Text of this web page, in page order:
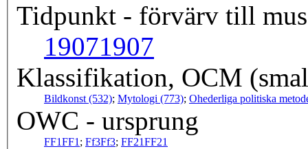
Tidpunkt - förvärv till
19071907
Klassifikation, OCM
Bildkonst (532); Mytologi (773); Ohederliga politiska
OWC - ursprung
FF1FF1 ; Ff3Ff3; FF21FF21